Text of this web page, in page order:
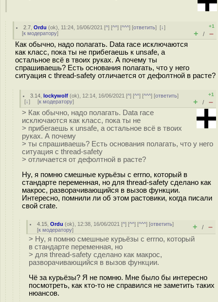
2.7 ,Ordu (ok), 11:24, 16/06/2021 [^] [^^] [^^^] [ответить][↓]
[к модератору]
+1
+ / –
Как обычно, надо полагать. Data race исключаются
как класс, пока ты не прибегаешь к unsafe, а
остальное всё в твоих руках. А почему ты
спрашиваешь? Есть основания полагать, что у него
ситуация с thread-safety отличается от дефолтной в расте?
3.14 ,lockywolf (ok), 12:14, 16/06/2021 [^] [^^] [^^^] [ответить]
[↓] [к модератору]
+1
+ / –
> Как обычно, надо полагать. Data race
исключаются как класс, пока ты не
> прибегаешь к unsafe, а остальное всё в твоих
руках. А почему
> ты спрашиваешь? Есть основания полагать, что у него
ситуация с thread-safety
> отличается от дефолтной в расте?
Ну, я помню смешные курьёзы с errno, который в
стандарте переменная, но для thread-safety сделано как
макрос, разворачивающийся в вызов функции.
Интересно, помнили ли об этом растовики, когда писали
свой crate.
4.15 ,Ordu (ok), 12:38, 16/06/2021 [^] [^^] [^^^] [ответить]
[к модератору] + / –
> Ну, я помню смешные курьёзы с errno, который
в стандарте переменная, но
> для thread-safety сделано как макрос,
разворачивающийся в вызов функции.
Чё за курьёзы? Я не помню. Мне было бы интересно
посмотреть, как кто-то не справился не заметить таких
нюансов.